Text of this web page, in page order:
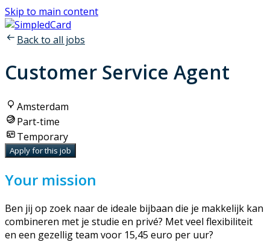
Skip to main content
Back to all jobs
Customer Service Agent
Amsterdam
Part-time
Temporary
Apply for this job
Your mission
Ben jij op zoek naar de ideale bijbaan die je makkelijk kan
combineren met je studie en privé? Met veel flexibiliteit
en een gezellig team voor 15,45 euro per uur?